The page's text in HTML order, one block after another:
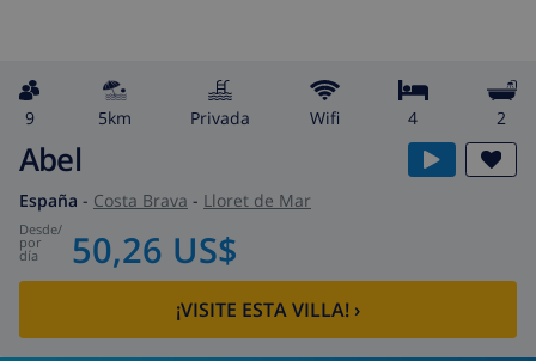
9 5km privada wifi 4 2
Abel
España - Costa Brava - Lloret de Mar
desde/
por
día 50,26 US$
¡VISITE ESTA VILLA! ›